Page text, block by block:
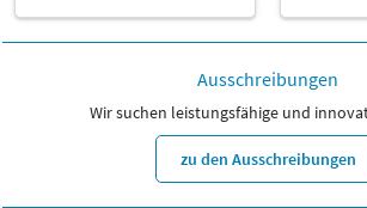
Ausschreibungen
Wir suchen leistungsfähige und
zu den Ausschreibungen